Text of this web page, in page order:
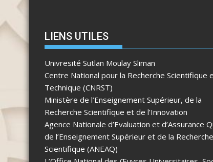
LIENS UTILES
Univresité Sutlan Moulay Sliman
Centre National pour la Recherche Scientifique
Technique (CNRST)
Ministère de l’Enseignement Supérieur, de la
Recherche Scientifique et de l’Innovation
Agence Nationale d’Evaluation et d’Assurance
de l’Enseignement Supérieur et de la Recherche
Scientifique (ANEAQ)